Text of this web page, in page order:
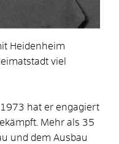
Heidenheim
viel
hat er engagiert
Mehr als 35
und dem Ausbau